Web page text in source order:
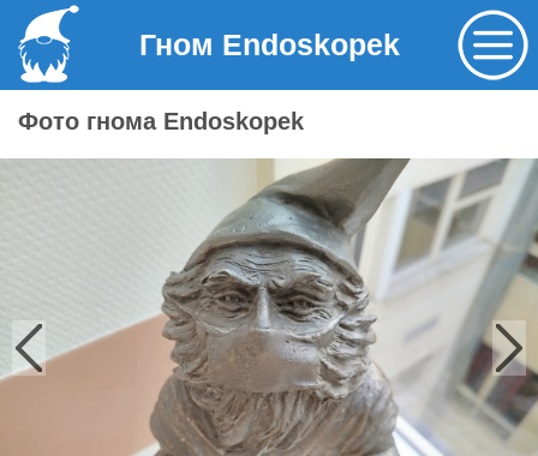
Гном Endoskopek
Фото гнома Endoskopek